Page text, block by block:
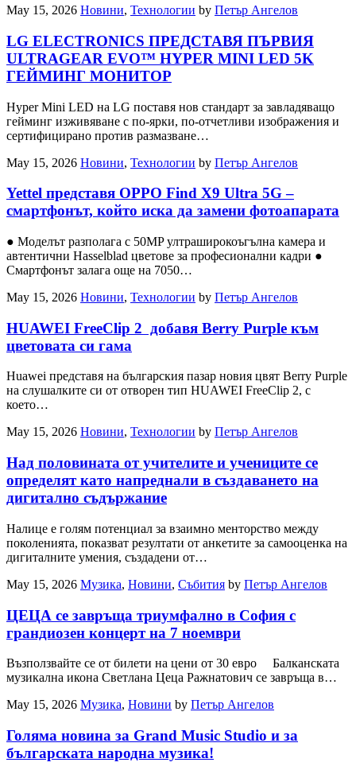
May 15, 2026 Новини, Технологии by Петър Ангелов
LG ELECTRONICS ПРЕДСТАВЯ ПЪРВИЯ
ULTRAGEAR EVO™ HYPER MINI LED 5K
ГЕЙМИНГ МОНИТОР
Hyper Mini LED на LG поставя нов стандарт за завладяващо
гейминг изживяване с по-ярки, по-отчетливи изображения и
сертифицирано против размазване…
May 15, 2026 Новини, Технологии by Петър Ангелов
Yettel представя OPPO Find X9 Ultra 5G –
смартфонът, който иска да замени фотоапарата
● Моделът разполага с 50MP ултраширокоъгълна камера и
автентични Hasselblad цветове за професионални кадри ●
Смартфонът залага още на 7050…
May 15, 2026 Новини, Технологии by Петър Ангелов
HUAWEI FreeClip 2 добавя Berry Purple към
цветовата си гама
Huawei представя на българския пазар новия цвят Berry Purple
на слушалките си от отворен тип HUAWEI FreeClip 2, с
което…
May 15, 2026 Новини, Технологии by Петър Ангелов
Над половината от учителите и учениците се
определят като напреднали в създаването на
дигитално съдържание
Налице е голям потенциал за взаимно менторство между
поколенията, показват резултати от анкетите за самооценка на
дигиталните умения, създадени от…
May 15, 2026 Музика, Новини, Събития by Петър Ангелов
ЦЕЦА се завръща триумфално в София с
грандиозен концерт на 7 ноември
Възползвайте се от билети на цени от 30 евро Балканската
музикална икона Светлана Цеца Ражнатович се завръща в…
May 15, 2026 Музика, Новини by Петър Ангелов
Голяма новина за Grand Music Studio и за
българската народна музика!